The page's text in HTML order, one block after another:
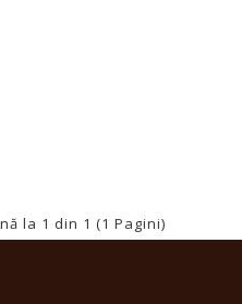
la 1 din 1 (1 Pagini)